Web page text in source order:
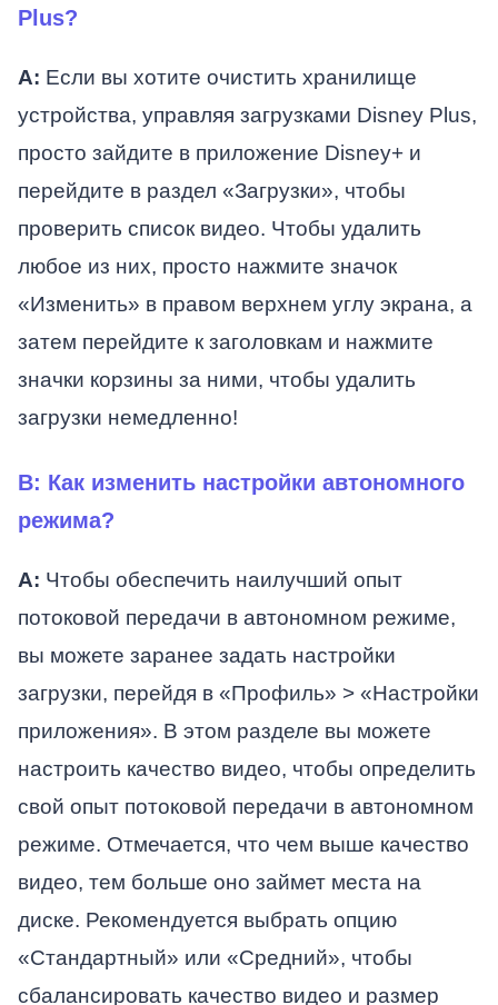
Plus?
А: Если вы хотите очистить хранилище
устройства, управляя загрузками Disney Plus,
просто зайдите в приложение Disney+ и
перейдите в раздел «Загрузки», чтобы
проверить список видео. Чтобы удалить
любое из них, просто нажмите значок
«Изменить» в правом верхнем углу экрана, а
затем перейдите к заголовкам и нажмите
значки корзины за ними, чтобы удалить
загрузки немедленно!
В: Как изменить настройки автономного
режима?
А: Чтобы обеспечить наилучший опыт
потоковой передачи в автономном режиме,
вы можете заранее задать настройки
загрузки, перейдя в «Профиль» > «Настройки
приложения». В этом разделе вы можете
настроить качество видео, чтобы определить
свой опыт потоковой передачи в автономном
режиме. Отмечается, что чем выше качество
видео, тем больше оно займет места на
диске. Рекомендуется выбрать опцию
«Стандартный» или «Средний», чтобы
сбалансировать качество видео и размер